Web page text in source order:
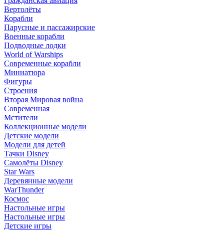
Вертолёты
Корабли
Парусные и пассажирские
Военные корабли
Подводные лодки
World of Warships
Современные корабли
Миниатюра
Фигуры
Строения
Вторая Мировая война
Современная
Мстители
Коллекционные модели
Детские модели
Модели для детей
Тачки Disney
Самолёты Disney
Star Wars
Деревянные модели
WarThunder
Космос
Настольные игры
Настольные игры
Детские игры